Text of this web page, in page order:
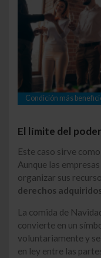
Condición más
El límite del
Este caso sirve
Aunque las
organizar sus
derechos adquiridos
La comida de
convierte en un
voluntariamente y
en ley entre las